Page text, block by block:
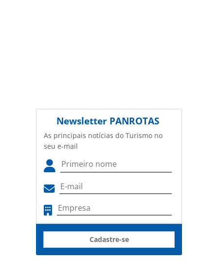
Newsletter PANROTAS
As principais notícias do Turismo no
seu e-mail
Cadastre-se